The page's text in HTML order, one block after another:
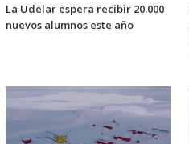
La Udelar espera recibir 20.000
nuevos alumnos este año